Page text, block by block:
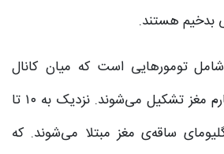
بدخیم هستند.
تومورهایی است که میان کانال
سیلیویوس و بطن چهارم مغز تشکیل می‌شوند. نزدیک به ۱۰ تا
گلیومای ساقه‌ی مغز مبتلا می‌شوند. که